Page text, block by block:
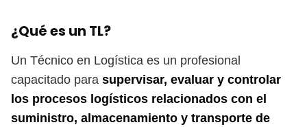
¿Qué es un TL?
Un Técnico en Logística es un profesional
capacitado para supervisar, evaluar y controlar
los procesos logísticos relacionados con el
suministro, almacenamiento y transporte de